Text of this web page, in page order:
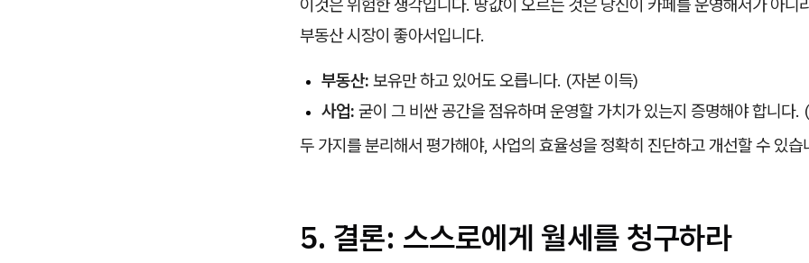
이것은 위험한 생각입니다. 땅값이 오르는 것은 당신이 카페를 운영해서가 아니
부동산 시장이 좋아서입니다.
부동산: 보유만 하고 있어도 오릅니다. (자본 이득)
사업: 굳이 그 비싼 공간을 점유하며 운영할 가치가 있는지 증명해야 합니다.
두 가지를 분리해서 평가해야, 사업의 효율성을 정확히 진단하고 개선할 수 있습
5. 결론: 스스로에게 월세를 청구하라